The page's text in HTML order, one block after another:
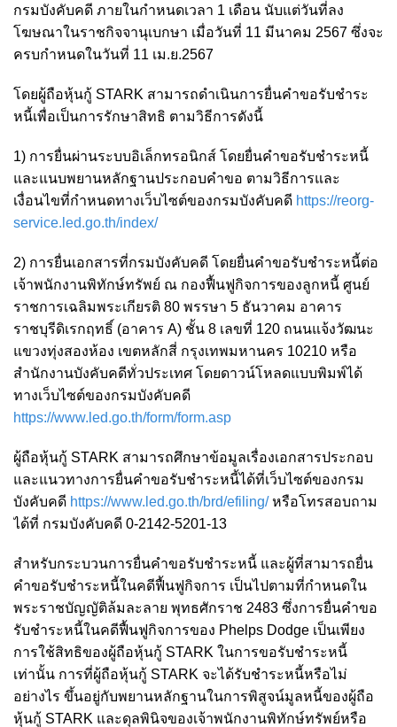
กรมบังคับคดี ภายในกำหนดเวลา 1 เดือน นับแต่วันที่ลง
โฆษณาในราชกิจจานุเบกษา เมื่อวันที่ 11 มีนาคม 2567 ซึ่งจะ
ครบกำหนดในวันที่ 11 เม.ย.2567
โดยผู้ถือหุ้นกู้ STARK สามารถดำเนินการยื่นคำขอรับชำระ
หนี้เพื่อเป็นการรักษาสิทธิ ตามวิธีการดังนี้
1) การยื่นผ่านระบบอิเล็กทรอนิกส์ โดยยื่นคำขอรับชำระหนี้
และแนบพยานหลักฐานประกอบคำขอ ตามวิธีการและ
เงื่อนไขที่กำหนดทางเว็บไซต์ของกรมบังคับคดี https://reorg-
service.led.go.th/index/
2) การยื่นเอกสารที่กรมบังคับคดี โดยยื่นคำขอรับชำระหนี้ต่อ
เจ้าพนักงานพิทักษ์ทรัพย์ ณ กองฟื้นฟูกิจการของลูกหนี้ ศูนย์
ราชการเฉลิมพระเกียรติ 80 พรรษา 5 ธันวาคม อาคาร
ราชบุรีดิเรกฤทธิ์ (อาคาร A) ชั้น 8 เลขที่ 120 ถนนแจ้งวัฒนะ
แขวงทุ่งสองห้อง เขตหลักสี่ กรุงเทพมหานคร 10210 หรือ
สำนักงานบังคับคดีทั่วประเทศ โดยดาวน์โหลดแบบพิมพ์ได้
ทางเว็บไซต์ของกรมบังคับคดี
https://www.led.go.th/form/form.asp
ผู้ถือหุ้นกู้ STARK สามารถศึกษาข้อมูลเรื่องเอกสารประกอบ
และแนวทางการยื่นคำขอรับชำระหนี้ได้ที่เว็บไซต์ของกรม
บังคับคดี https://www.led.go.th/brd/efiling/หรือโทรสอบถาม
ได้ที่ กรมบังคับคดี 0-2142-5201-13
สำหรับกระบวนการยื่นคำขอรับชำระหนี้ และผู้ที่สามารถยื่น
คำขอรับชำระหนี้ในคดีฟื้นฟูกิจการ เป็นไปตามที่กำหนดใน
พระราชบัญญัติล้มละลาย พุทธศักราช 2483 ซึ่งการยื่นคำขอ
รับชำระหนี้ในคดีฟื้นฟูกิจการของ Phelps Dodge เป็นเพียง
การใช้สิทธิของผู้ถือหุ้นกู้ STARK ในการขอรับชำระหนี้
เท่านั้น การที่ผู้ถือหุ้นกู้ STARK จะได้รับชำระหนี้หรือไม่
อย่างไร ขึ้นอยู่กับพยานหลักฐานในการพิสูจน์มูลหนี้ของผู้ถือ
หุ้นกู้ STARK และดุลพินิจของเจ้าพนักงานพิทักษ์ทรัพย์หรือ